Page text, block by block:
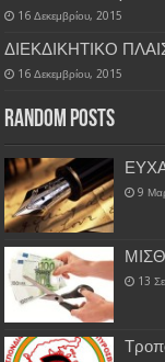
16 Δεκεμβρίου, 2015
ΔΙΕΚΔΙΚΗΤΙΚΟ
16 Δεκεμβρίου, 2015
Random Posts
9
13